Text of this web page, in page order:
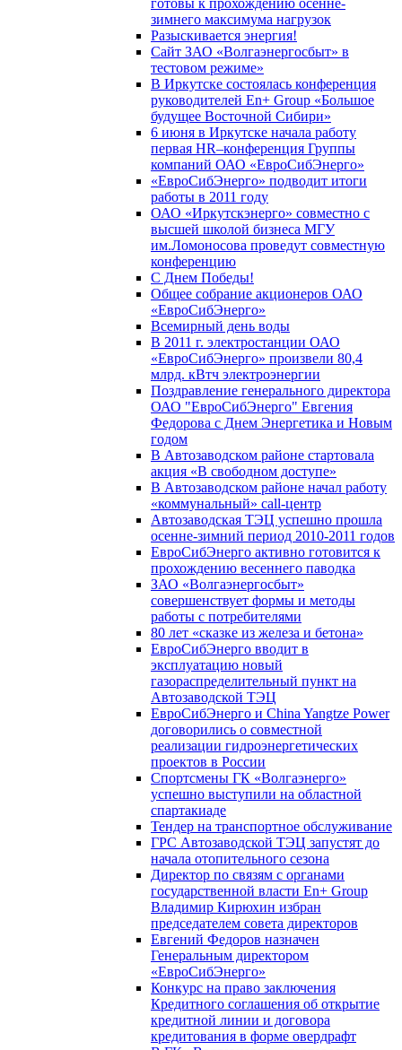
готовы к прохождению осенне-
зимнего максимума нагрузок
Разыскивается энергия!
Сайт ЗАО «Волгаэнергосбыт» в
тестовом режиме»
В Иркутске состоялась конференция
руководителей En+ Group «Большое
будущее Восточной Сибири»
6 июня в Иркутске начала работу
первая HR–конференция Группы
компаний ОАО «ЕвроСибЭнерго»
«ЕвроСибЭнерго» подводит итоги
работы в 2011 году
ОАО «Иркутскэнерго» совместно с
высшей школой бизнеса МГУ
им.Ломоносова проведут совместную
конференцию
С Днем Победы!
Общее собрание акционеров ОАО
«ЕвроСибЭнерго»
Всемирный день воды
В 2011 г. электростанции ОАО
«ЕвроСибЭнерго» произвели 80,4
млрд. кВтч электроэнергии
Поздравление генерального директора
ОАО "ЕвроСибЭнерго" Евгения
Федорова с Днем Энергетика и Новым
годом
В Автозаводском районе стартовала
акция «В свободном доступе»
В Автозаводском районе начал работу
«коммунальный» call-центр
Автозаводская ТЭЦ успешно прошла
осенне-зимний период 2010-2011 годов
ЕвроСибЭнерго активно готовится к
прохождению весеннего паводка
ЗАО «Волгаэнергосбыт»
совершенствует формы и методы
работы с потребителями
80 лет «сказке из железа и бетона»
ЕвроСибЭнерго вводит в
эксплуатацию новый
газораспределительный пункт на
Автозаводской ТЭЦ
ЕвроСибЭнерго и China Yangtze Power
договорились о совместной
реализации гидроэнергетических
проектов в России
Спортсмены ГК «Волгаэнерго»
успешно выступили на областной
спартакиаде
Тендер на транспортное обслуживание
ГРС Автозаводской ТЭЦ запустят до
начала отопительного сезона
Директор по связям с органами
государственной власти En+ Group
Владимир Кирюхин избран
председателем совета директоров
Евгений Федоров назначен
Генеральным директором
«ЕвроСибЭнерго»
Конкурс на право заключения
Кредитного соглашения об открытие
кредитной линии и договора
кредитования в форме овердрафт